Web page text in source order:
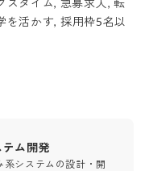
スタイム, 急募求人, 転
を活かす, 採用枠5名以
ム開発
システムの設計・開